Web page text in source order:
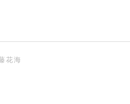
花海